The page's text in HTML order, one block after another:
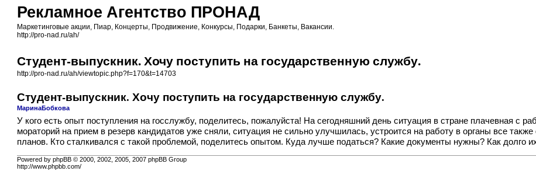
Рекламное Агентство ПРОНАД
Маркетинговые акции, Пиар, Концерты, Продвижение, Конкурсы, Подарки, Банкеты, Вакансии.
http://pro-nad.ru/ah/
Студент-выпускник. Хочу поступить на государственную службу.
http://pro-nad.ru/ah/viewtopic.php?f=170&t=14703
Студент-выпускник. Хочу поступить на государственную службу.
МаринаБобкова
У кого есть опыт поступления на госслужбу, поделитесь, пожалуйста! На сегодняшний день ситуация в стране плачевная с
мораторий на прием в резерв кандидатов уже сняли, ситуация не сильно улучшилась, устроится на работу в органы все
планов. Кто сталкивался с такой проблемой, поделитесь опытом. Куда лучше податься? Какие документы нужны? Как долго
Powered by phpBB © 2000, 2002, 2005, 2007 phpBB Group
http://www.phpbb.com/